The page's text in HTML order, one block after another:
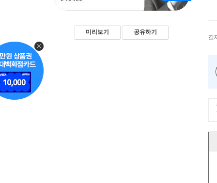
미리보기 공유하기
결